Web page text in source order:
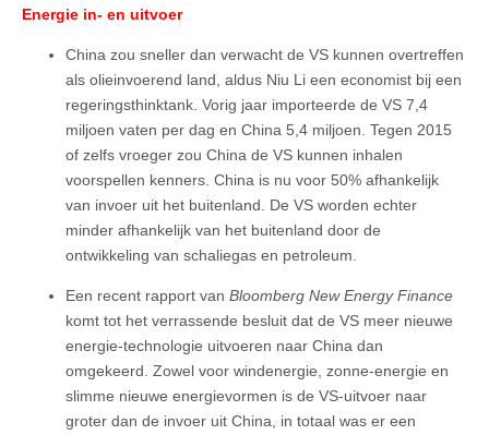
Energie in- en uitvoer
China zou sneller dan verwacht de VS kunnen overtreffen
als olieinvoerend land, aldus Niu Li een economist bij een
regeringsthinktank. Vorig jaar importeerde de VS 7,4
miljoen vaten per dag en China 5,4 miljoen. Tegen 2015
of zelfs vroeger zou China de VS kunnen inhalen
voorspellen kenners. China is nu voor 50% afhankelijk
van invoer uit het buitenland. De VS worden echter
minder afhankelijk van het buitenland door de
ontwikkeling van schaliegas en petroleum.
Een recent rapport van Bloomberg New Energy Finance
komt tot het verrassende besluit dat de VS meer nieuwe
energie-technologie uitvoeren naar China dan
omgekeerd. Zowel voor windenergie, zonne-energie en
slimme nieuwe energievormen is de VS-uitvoer naar
groter dan de invoer uit China, in totaal was er een